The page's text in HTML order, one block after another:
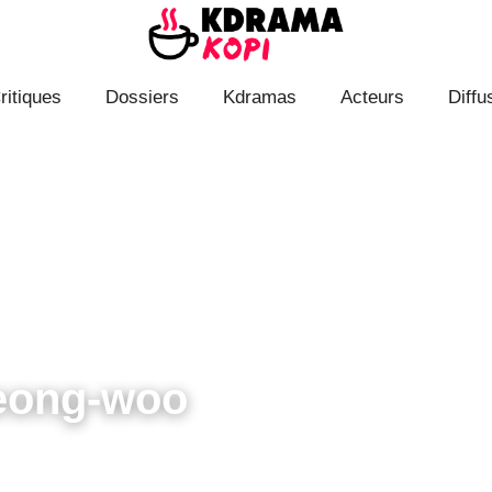
Dossiers Kdramas Acteurs
woo